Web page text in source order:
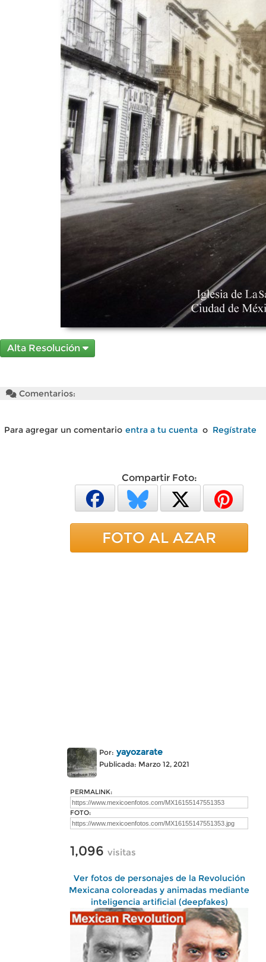
Alta Resolución
Comentarios:
Para agregar un comentario entra a tu cuenta o Regístrate
Compartir Foto:
FOTO AL AZAR
Por: yayozarate
Publicada: Marzo 12, 2021
PERMALINK:
FOTO:
1,096 visitas
Ver fotos de personajes de la Revolución
Mexicana coloreadas y animadas mediante
inteligencia artificial (deepfakes)